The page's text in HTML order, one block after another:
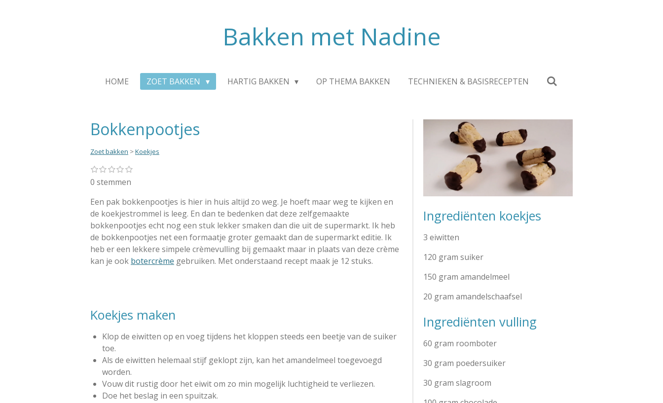
Bakken met Nadine
HOME ZOET BAKKEN HARTIG BAKKEN OP THEMA BAKKEN TECHNIEKEN & BASISRECEPTEN
Bokkenpootjes
Zoet bakken >Koekjes
R
a
i
n
g
:
0
s
r
n
1
s
t
r
2
t
r
r
e
n
3
t
r
r
e
n
4
t
r
r
e
n
5
t
r
r
e
n
S
m
m
e
n
0 stemmen
Een pak bokkenpootjes is hier in huis altijd zo weg. Je hoeft maar weg te kijken en
de koekjestrommel is leeg. En dan te bedenken dat deze zelfgemaakte
bokkenpootjes echt nog een stuk lekker smaken dan die uit de supermarkt. Ik heb
de bokkenpootjes net een formaatje groter gemaakt dan de supermarkt editie. Ik
heb er een lekkere simpele crèmevulling bij gemaakt maar in plaats van deze crème
kan je ook botercrème gebruiken. Met onderstaand recept maak je 12 stuks.
Koekjes maken
Klop de eiwitten op en voeg tijdens het kloppen steeds een beetje van de suiker
toe.
Als de eiwitten helemaal stijf geklopt zijn, kan het amandelmeel toegevoegd
worden.
Vouw dit rustig door het eiwit om zo min mogelijk luchtigheid te verliezen.
Doe het beslag in een spuitzak.
Ingrediënten koekjes
3 eiwitten
120 gram suiker
150 gram amandelmeel
20 gram amandelschaafsel
Ingrediënten vulling
60 gram roomboter
30 gram poedersuiker
30 gram slagroom